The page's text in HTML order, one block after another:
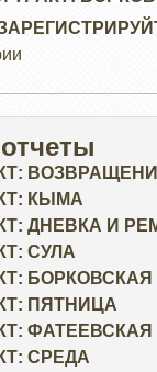
КЫМА
ДНЕВКА И
СУЛА
БОРКОВСКАЯ
ПЯТНИЦА
ФАТЕЕВСКАЯ
СРЕДА